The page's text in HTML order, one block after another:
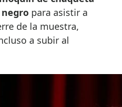
para asistir a
de la muestra,
a subir al